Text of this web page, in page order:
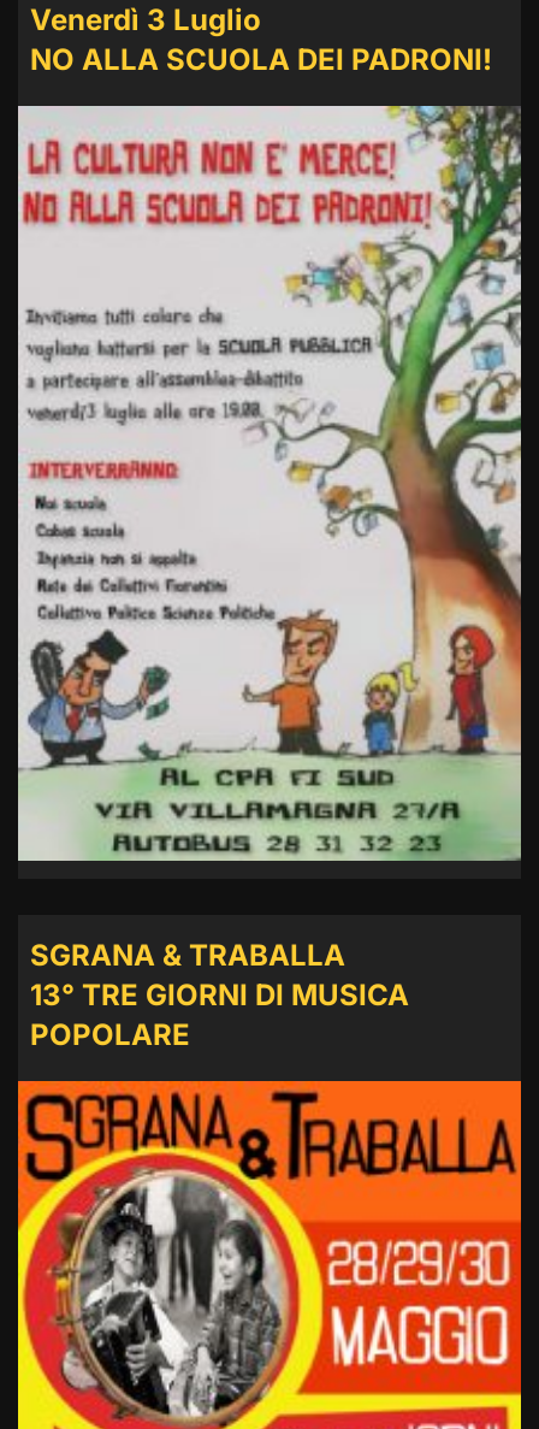
Venerdì 3 Luglio
NO ALLA SCUOLA DEI PADRONI!
SGRANA & TRABALLA
13° TRE GIORNI DI MUSICA
POPOLARE